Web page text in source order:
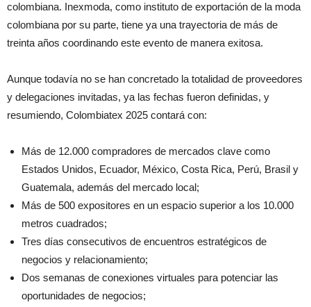
colombiana. Inexmoda, como instituto de exportación de la moda
colombiana por su parte, tiene ya una trayectoria de más de
treinta años coordinando este evento de manera exitosa.
Aunque todavía no se han concretado la totalidad de proveedores
y delegaciones invitadas, ya las fechas fueron definidas, y
resumiendo, Colombiatex 2025 contará con:
Más de 12.000 compradores de mercados clave como
Estados Unidos, Ecuador, México, Costa Rica, Perú, Brasil y
Guatemala, además del mercado local;
Más de 500 expositores en un espacio superior a los 10.000
metros cuadrados;
Tres días consecutivos de encuentros estratégicos de
negocios y relacionamiento;
Dos semanas de conexiones virtuales para potenciar las
oportunidades de negocios;